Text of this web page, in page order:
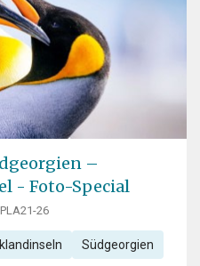
–
- Foto-Special
26
Südgeorgien